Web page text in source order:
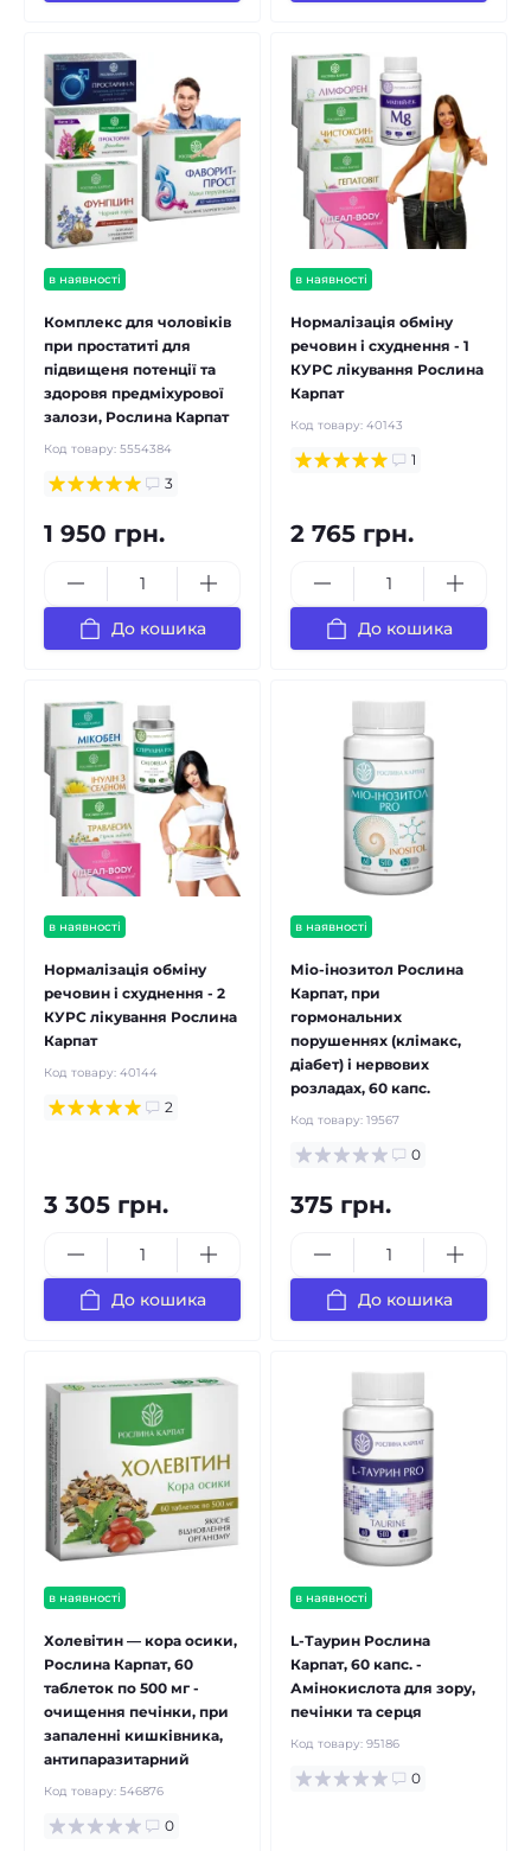
в наявності
Комплекс для чоловіків
при простатиті для
підвищеня потенції та
здоровя предміхурової
залози, Рослина Карпат
Код товару: 5554384
3
1 950 грн.
До кошика
в наявності
Нормалізація обміну
речовин і схуднення - 1
КУРС лікування Рослина
Карпат
Код товару: 40143
1
2 765 грн.
До кошика
в наявності
Нормалізація обміну
речовин і схуднення - 2
КУРС лікування Рослина
Карпат
Код товару: 40144
2
3 305 грн.
До кошика
в наявності
Міо-інозитол Рослина
Карпат, при
гормональних
порушеннях (клімакс,
діабет) і нервових
розладах, 60 капс.
Код товару: 19567
0
375 грн.
До кошика
в наявності
Холевітин — кора осики,
Рослина Карпат, 60
таблеток по 500 мг -
очищення печінки, при
запаленні кишківника,
антипаразитарний
Код товару: 546876
0
в наявності
L-Таурин Рослина
Карпат, 60 капс. -
Амінокислота для зору,
печінки та серця
Код товару: 95186
0